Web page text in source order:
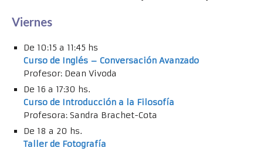
Viernes
De 10:15 a 11:45 hs
Curso de Inglés – Conversación Avanzado
Profesor: Dean Vivoda
De 16 a 17:30 hs.
Curso de Introducción a la Filosofía
Profesora: Sandra Brachet-Cota
De 18 a 20 hs.
Taller de Fotografía